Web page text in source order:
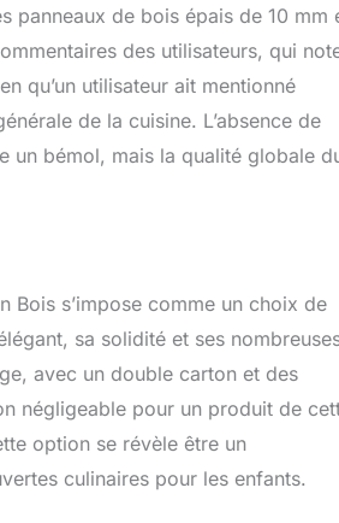
panneaux de bois épais de 10 mm
des utilisateurs, qui
qu’un utilisateur ait mentionné
de la cuisine. L’absence de
un bémol, mais la qualité globale
Bois s’impose comme un choix de
sa solidité et ses
avec un double carton et des
négligeable pour un produit de
option se révèle être un
culinaires pour les enfants.